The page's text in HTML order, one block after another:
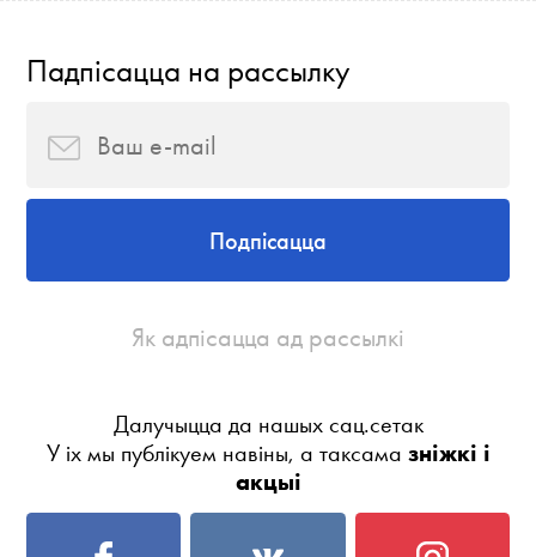
Падпісацца на рассылку
Подпісацца
Як адпісацца ад рассылкі
Далучыцца да нашых сац.сетак
У іх мы публікуем навіны, а таксама зніжкі і
акцыі